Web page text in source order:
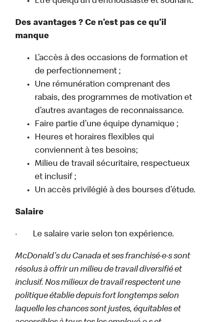
Des avantages ? Ce n’est pas ce qu’il
manque
L’accès à des occasions de formation et
de perfectionnement ;
Une rémunération comprenant des
rabais, des programmes de motivation et
d’autres avantages de reconnaissance.
Faire partie d’une équipe dynamique ;
Heures et horaires flexibles qui
conviennent à tes besoins;
Milieu de travail sécuritaire, respectueux
et inclusif ;
Un accès privilégié à des bourses d’étude.
Salaire
· Le salaire varie selon ton expérience.
McDonald's du Canada et ses franchisé·e·s sont
résolus à offrir un milieu de travail diversifié et
inclusif. Nos milieux de travail respectent une
politique établie depuis fort longtemps selon
laquelle les chances sont justes, équitables et